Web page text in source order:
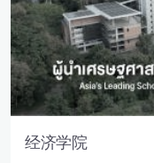
经济学院